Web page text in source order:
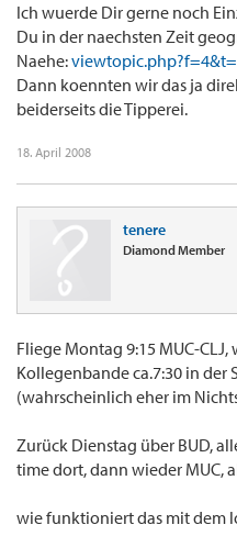
Ich wuerde Dir gerne noch
Du in der naechsten Zeit
Naehe:
Dann koennten wir das ja
beiderseits die Tipperei.
18. April 2008
tenere
Diamond Member
Fliege Montag 9:15 MUC-
Kollegenbande ca.7:30 in der
(wahrscheinlich eher im
Zurück Dienstag über BUD,
time dort, dann wieder MUC,
wie funktioniert das mit dem